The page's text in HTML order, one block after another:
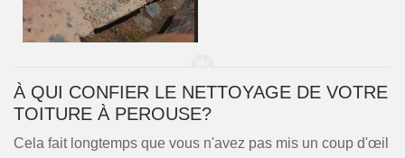
À QUI CONFIER LE NETTOYAGE DE VOTRE
TOITURE À PEROUSE?
Cela fait longtemps que vous n'avez pas mis un coup d'œil